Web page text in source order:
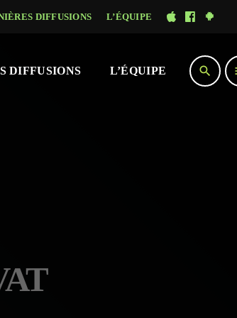
DIFFUSIONS L’ÉQUIPE
DIFFUSIONS L’ÉQUIPE search